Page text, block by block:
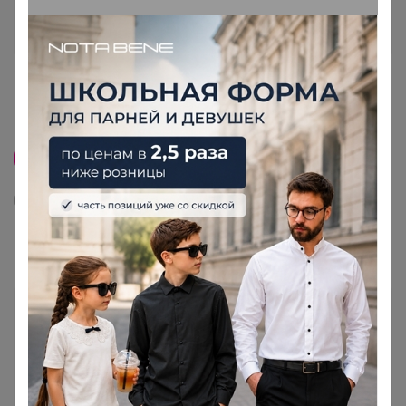
11 4 73
Шорты женские F`FIVE 18420 (143542)
1 192р
-21% 1 500р
Орг.
262,24р
Доставка 45р
Доставка ~ 14 дней с момента включения в
счет
После 25 августа 2026 г.